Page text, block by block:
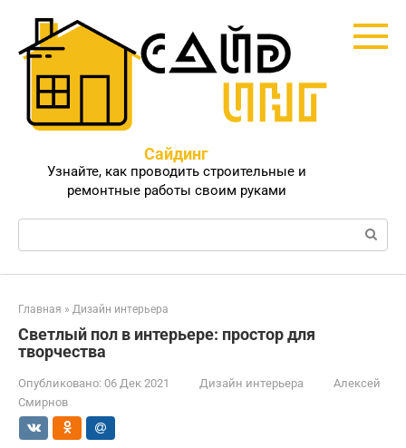
контенту
Сайдинг
Узнайте, как проводить строительные и
ремонтные работы своим руками
Поиск:
Главная » Дизайн интерьера
Светлый пол в интерьере: простор для
творчества
Опубликовано: 06 Дек 2021 Дизайн интерьера
Алексей
Смирнов